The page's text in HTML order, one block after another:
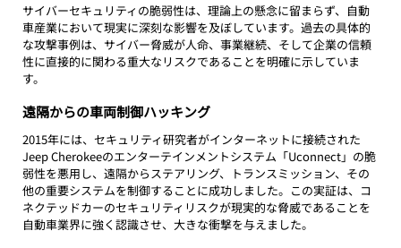
サイバーセキュリティの脆弱性は、理論上の懸念に留まらず、自動
車産業において現実に深刻な影響を及ぼしています。過去の具体的
な攻撃事例は、サイバー脅威が人命、事業継続、そして企業の信頼
性に直接的に関わる重大なリスクであることを明確に示していま
す。
遠隔からの車両制御ハッキング
2015年には、セキュリティ研究者がインターネットに接続された
Jeep Cherokeeのエンターテインメントシステム「Uconnect」の脆
弱性を悪用し、遠隔からステアリング、トランスミッション、その
他の重要システムを制御することに成功しました。この実証は、コ
ネクテッドカーのセキュリティリスクが現実的な脅威であることを
自動車業界に強く認識させ、大きな衝撃を与えました。